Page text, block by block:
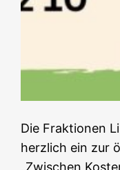
Die Fraktionen
herzlich ein zur
„Zwischen